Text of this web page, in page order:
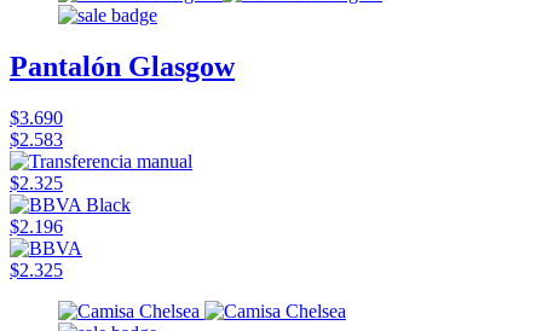
Pantalón Glasgow
$3.690
$2.583
$2.325
$2.196
$2.325